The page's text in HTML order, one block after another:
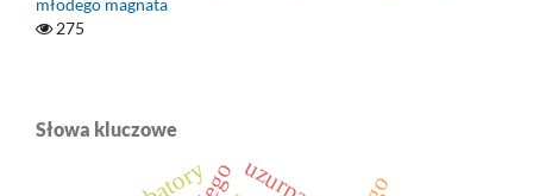
młodego magnata
275
Słowa kluczowe